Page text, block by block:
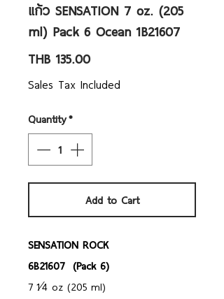
แก้ว SENSATION 7 oz. (205
ml) Pack 6 Ocean 1B21607
THB 135.00Price
Sales Tax Included
Quantity*
Add to Cart
SENSATION ROCK
6B21607 (Pack 6)
7 1⁄4 oz (205 ml)